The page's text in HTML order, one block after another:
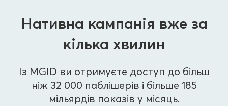
Нативна кампанія вже за
кілька хвилин
Із MGID ви отримуєте доступ до більш
ніж 32 000 паблішерів і більше 185
мільярдів показів у місяць.